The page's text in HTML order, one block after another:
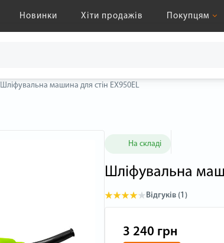
Новинки Хіти продажів Покупцям
Шліфувальна машина для стін EX950EL
На складі
Шліфувальна
Відгуків (1)
3 240 грн